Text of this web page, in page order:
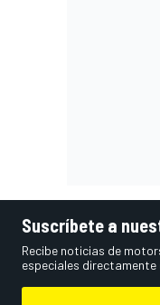
Suscríbete a
Recibe noticias de
especiales